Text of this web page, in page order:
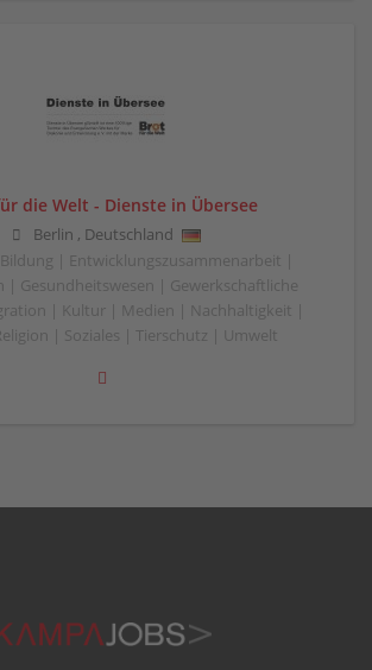
die Welt - Dienste in Übersee
Berlin , Deutschland
| Entwicklungszusammenarbeit |
| Gesundheitswesen | Gewerkschaftliche
| Kultur | Medien | Nachhaltigkeit |
| Soziales | Tierschutz | Umwelt